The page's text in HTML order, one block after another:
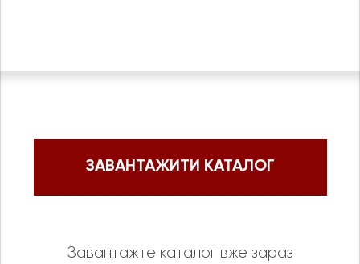
ЗАВАНТАЖИТИ КАТАЛОГ
Завантажте каталог вже зараз